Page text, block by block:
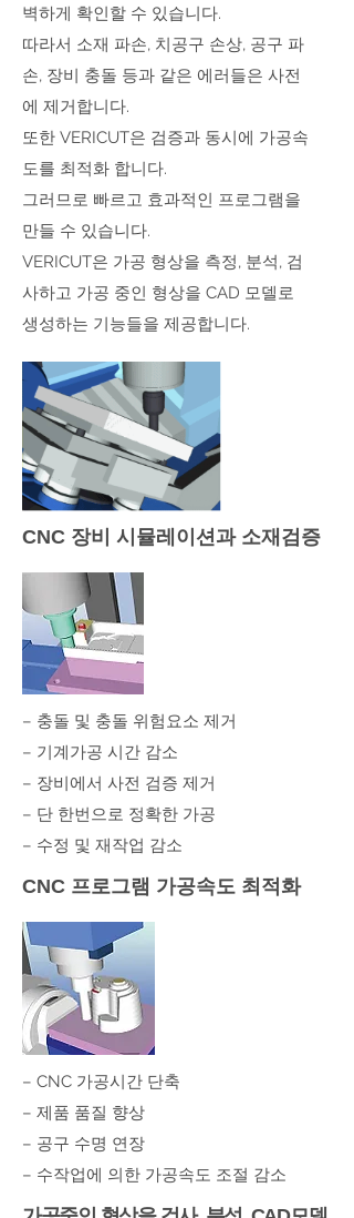
벽하게 확인할 수 있습니다.
따라서 소재 파손, 치공구 손상, 공구 파
손, 장비 충돌 등과 같은 에러들은 사전
에 제거합니다.
또한 VERICUT은 검증과 동시에 가공속
도를 최적화 합니다.
그러므로 빠르고 효과적인 프로그램을
만들 수 있습니다.
VERICUT은 가공 형상을 측정, 분석, 검
사하고 가공 중인 형상을 CAD 모델로
생성하는 기능들을 제공합니다.
CNC 장비 시뮬레이션과 소재검증
– 충돌 및 충돌 위험요소 제거
– 기계가공 시간 감소
– 장비에서 사전 검증 제거
– 단 한번으로 정확한 가공
– 수정 및 재작업 감소
CNC 프로그램 가공속도 최적화
– CNC 가공시간 단축
– 제품 품질 향상
– 공구 수명 연장
– 수작업에 의한 가공속도 조절 감소